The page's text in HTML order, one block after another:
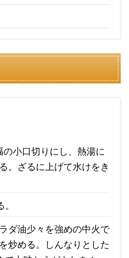
小口切りにし、熱湯に
。ざるに上げて水けをき
ダ油少々を強めの中火で
炒める。しんなりとした